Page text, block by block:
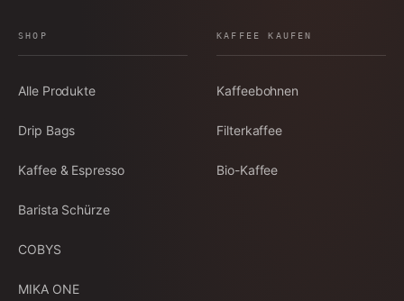
SHOP
Alle Produkte
Drip Bags
Kaffee & Espresso
Barista Schürze
COBYS
MIKA ONE
KAFFEE KAUFEN
Kaffeebohnen
Filterkaffee
Bio-Kaffee